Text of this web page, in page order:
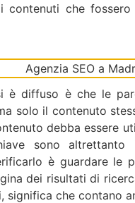
contenuti che
è diffuso è che le
solo il contenuto
debba essere
sono altrettanto
è guardare le
dei risultati di
significa che contano